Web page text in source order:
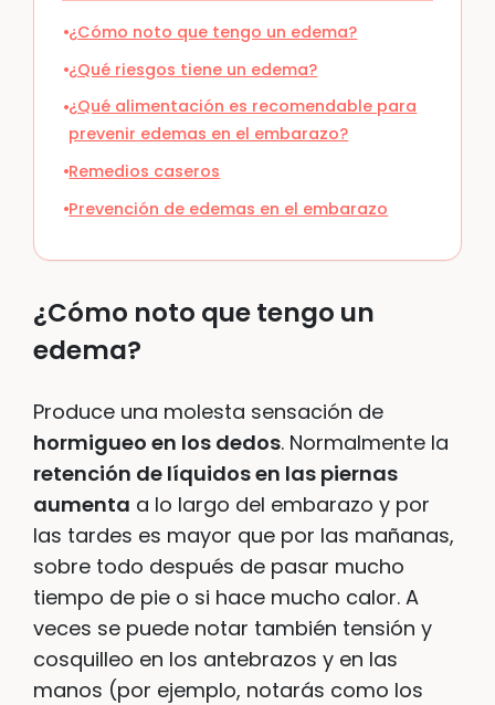
¿Cómo noto que tengo un edema?
¿Qué riesgos tiene un edema?
¿Qué alimentación es recomendable para
prevenir edemas en el embarazo?
Remedios caseros
Prevención de edemas en el embarazo
¿Cómo noto que tengo un
edema?
Produce una molesta sensación de
hormigueo en los dedos. Normalmente la
retención de líquidos en las piernas
aumenta a lo largo del embarazo y por
las tardes es mayor que por las mañanas,
sobre todo después de pasar mucho
tiempo de pie o si hace mucho calor. A
veces se puede notar también tensión y
cosquilleo en los antebrazos y en las
manos (por ejemplo, notarás como los